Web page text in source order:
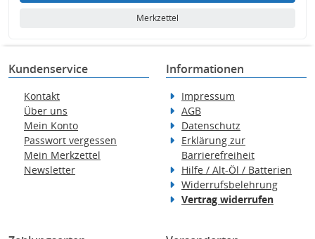
Merkzettel
Kundenservice
Kontakt
Über uns
Mein Konto
Passwort vergessen
Mein Merkzettel
Newsletter
Informationen
Impressum
AGB
Datenschutz
Erklärung zur
Barrierefreiheit
Hilfe / Alt-Öl / Batterien
Widerrufsbelehrung
Vertrag widerrufen